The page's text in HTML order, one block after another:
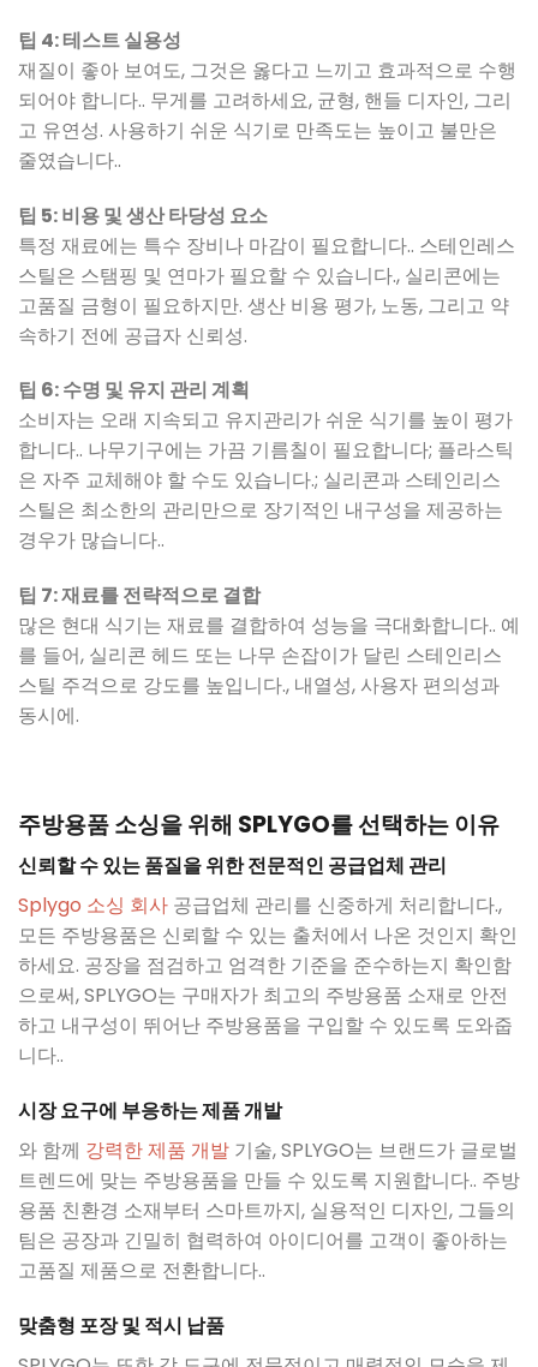
팁 4: 테스트 실용성
재질이 좋아 보여도, 그것은 옳다고 느끼고 효과적으로 수행
되어야 합니다.. 무게를 고려하세요, 균형, 핸들 디자인, 그리
고 유연성. 사용하기 쉬운 식기로 만족도는 높이고 불만은
줄였습니다..
팁 5: 비용 및 생산 타당성 요소
특정 재료에는 특수 장비나 마감이 필요합니다.. 스테인레스
스틸은 스탬핑 및 연마가 필요할 수 있습니다., 실리콘에는
고품질 금형이 필요하지만. 생산 비용 평가, 노동, 그리고 약
속하기 전에 공급자 신뢰성.
팁 6: 수명 및 유지 관리 계획
소비자는 오래 지속되고 유지관리가 쉬운 식기를 높이 평가
합니다.. 나무기구에는 가끔 기름칠이 필요합니다; 플라스틱
은 자주 교체해야 할 수도 있습니다.; 실리콘과 스테인리스
스틸은 최소한의 관리만으로 장기적인 내구성을 제공하는
경우가 많습니다..
팁 7: 재료를 전략적으로 결합
많은 현대 식기는 재료를 결합하여 성능을 극대화합니다.. 예
를 들어, 실리콘 헤드 또는 나무 손잡이가 달린 스테인리스
스틸 주걱으로 강도를 높입니다., 내열성, 사용자 편의성과
동시에.
주방용품 소싱을 위해 SPLYGO를 선택하는 이유
신뢰할 수 있는 품질을 위한 전문적인 공급업체 관리
Splygo 소싱 회사 공급업체 관리를 신중하게 처리합니다.,
모든 주방용품은 신뢰할 수 있는 출처에서 나온 것인지 확인
하세요. 공장을 점검하고 엄격한 기준을 준수하는지 확인함
으로써, SPLYGO는 구매자가 최고의 주방용품 소재로 안전
하고 내구성이 뛰어난 주방용품을 구입할 수 있도록 도와줍
니다..
시장 요구에 부응하는 제품 개발
와 함께 강력한 제품 개발 기술, SPLYGO는 브랜드가 글로벌
트렌드에 맞는 주방용품을 만들 수 있도록 지원합니다.. 주방
용품 친환경 소재부터 스마트까지, 실용적인 디자인, 그들의
팀은 공장과 긴밀히 협력하여 아이디어를 고객이 좋아하는
고품질 제품으로 전환합니다..
맞춤형 포장 및 적시 납품